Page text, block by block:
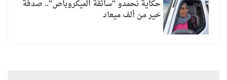
حكاية نحمدو "سائقة الميكروباص".. صدفة
خير من ألف ميعاد